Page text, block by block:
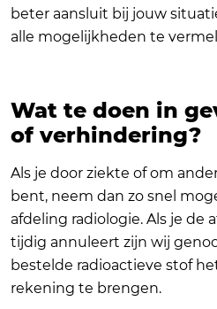
beter aansluit bij jouw
alle mogelijkheden te
Wat te doen in
of verhindering?
Als je door ziekte of om
bent, neem dan zo snel
afdeling radiologie. Als je de
tijdig annuleert zijn wij
bestelde radioactieve stof
rekening te brengen.